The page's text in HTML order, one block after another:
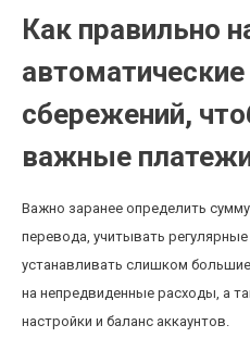
Как правильно
сбережений,
важные
Важно заранее определить
перевода, учитывать
устанавливать слишком
на непредвиденные расходы, а
настройки и баланс аккаунтов.